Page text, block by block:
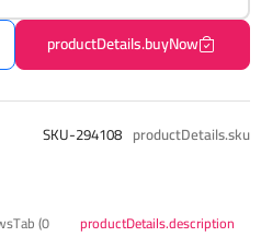
productDetails.buyNow
productDetails.sku
SKU-294108
productDetails.description
(0)